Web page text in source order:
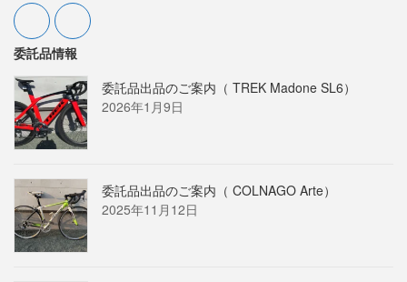
委託品情報
委託品出品のご案内（ TREK Madone SL6）
2026年1月9日
委託品出品のご案内（ COLNAGO Arte）
2025年11月12日